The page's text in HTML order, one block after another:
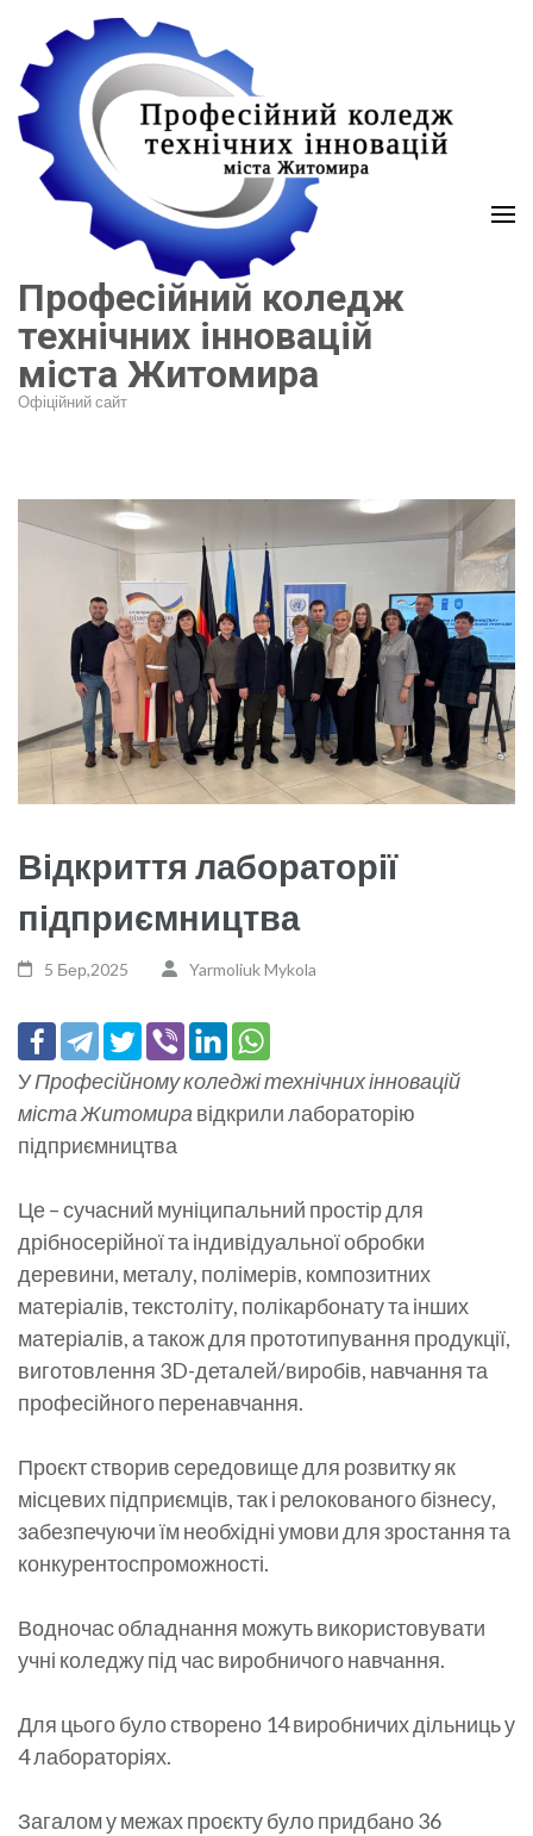
вмісту
(натисніть
Enter)
Професійний коледж
технічних інновацій
міста Житомира
Офіційний сайт
Відкриття лабораторії
підприємництва
5 Бер,2025 Yarmoliuk Mykola
УПрофесійному коледжі технічних інновацій
міста Житомира відкрили лабораторію
підприємництва
Це – сучасний муніципальний простір для
дрібносерійної та індивідуальної обробки
деревини, металу, полімерів, композитних
матеріалів, текстоліту, полікарбонату та інших
матеріалів, а також для прототипування продукції,
виготовлення 3D-деталей/виробів, навчання та
професійного перенавчання.
Проєкт створив середовище для розвитку як
місцевих підприємців, так і релокованого бізнесу,
забезпечуючи їм необхідні умови для зростання та
конкурентоспроможності.
Водночас обладнання можуть використовувати
учні коледжу під час виробничого навчання.
Для цього було створено 14 виробничих дільниць у
4 лабораторіях.
Загалом у межах проєкту було придбано 36